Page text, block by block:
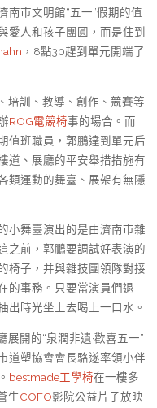
南市文明館“五一”假期的值
愛人和孩子團圓，而是住到
，8點30趕到單元開端了
培訓、教導、創作、競賽等
ROG電競椅事的場合。而
值班職員，郭鵬達到單元后
道、展廳的平安舉措措施有
類運動的舞臺、展架有無隱
小舞臺演出的是由濟南市雜
之前，郭鵬要調試好表演的
椅子，并與雜技團領隊對接
的事務。只要當演員們退
出時光坐上去喝上一口水。
開的“泉潤非遺·歡喜五一”
道塑協會會長駱遂率領小伴
bestmade工學椅在一樓多
生COFO影院公益片子放映